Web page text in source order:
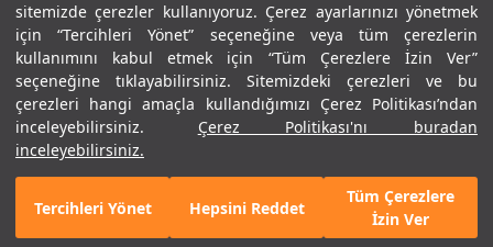
sitemizde çerezler kullanıyoruz. Çerez ayarlarınızı yönetmek
için “Tercihleri Yönet” seçeneğine veya tüm çerezlerin
kullanımını kabul etmek için “Tüm Çerezlere İzin Ver”
seçeneğine tıklayabilirsiniz. Sitemizdeki çerezleri ve bu
çerezleri hangi amaçla kullandığımızı Çerez Politikası’ndan
inceleyebilirsiniz.
Çerez Politikası'nı buradan
inceleyebilirsiniz.
Tercihleri Yönet Hepsini Reddet
Tüm Çerezlere
İzin Ver
Siyah
+ 1 Renk
GELINCE HABER VER
Teslimat Bilgileri
İşlem Rehberi
İade ve Değişimler
Sıkça Sorulan Sorular
Beden Rehberi
Site Haritası
Ticari Bilgiler
Hükümler ve Koşullar
Gizlilik Politikası
Çerez Politikası
Kariyer
ETBİS
UA Sosyal Medya
Instagram
Facebook
Twitter
Popüler Kategoriler
Erkek Basketbol Ayakkabısı
Çocuk Basketbol Ayakkabısı
Erkek Eşofman